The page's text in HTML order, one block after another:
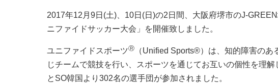
2017年12月9日(土)、10日(日)の2日間、大阪府堺市のJ-
ニファイドサッカー大会」を開催致しました。
ユニファイドスポーツⓇ
（Unified Sports®）は、知的障害の
じチームで競技を行い、スポーツを通じてお互いの個性を理
とSO韓国より302名の選手団が参加されました。